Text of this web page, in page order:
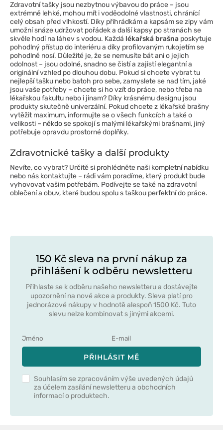
Zdravotní tašky jsou nezbytnou výbavou do práce – jsou
extrémně lehké, mohou mít i voděodolné vlastnosti, chránící
celý obsah před vlhkostí. Díky přihrádkám a kapsám se zipy vám
umožní snáze udržovat pořádek a další kapsy po stranách se
skvěle hodí na láhev s vodou. Každá lékařská brašna poskytuje
pohodlný přístup do interiéru a díky profilovaným rukojetím se
pohodlně nosí. Důležité je, že se nemusíte bát ani o jejich
odolnost – jsou odolné, snadno se čistí a zajistí elegantní a
originální vzhled po dlouhou dobu. Pokud si chcete vybrat tu
nejlepší tašku nebo batoh pro sebe, zamyslete se nad tím, jaké
jsou vaše potřeby – chcete si ho vzít do práce, nebo třeba na
lékařskou fakultu nebo i jinam? Díky krásnému designu jsou
produkty skutečně univerzální. Pokud chcete z lékařské brašny
vytěžit maximum, informujte se o všech funkcích a také o
velikosti – někdo se spokojí s malými lékařskými brašnami, jiný
potřebuje opravdu prostorné doplňky.
Zdravotnické tašky a další produkty
Nevíte, co vybrat? Určitě si prohlédněte naši kompletní nabídku
nebo nás kontaktujte – rádi vám poradíme, který produkt bude
vyhovovat vašim potřebám. Podívejte se také na zdravotní
oblečení a obuv, které budou spolu s taškou perfektní do práce.
150 Kč sleva na první nákup za
přihlášení k odběru newsletteru
Přihlaste se k odběru našeho newsletteru a dostávejte
upozornění na nové akce a produkty. Sleva platí pro
jednorázové nákupy v hodnotě alespoň 1500 Kč. Tuto
slevu nelze kombinovat s jinými akcemi.
PŘIHLÁSIT MĚ
Souhlasím se zpracováním výše uvedených údajů
za účelem zasílání newsletteru a obchodních
informací o produktech.